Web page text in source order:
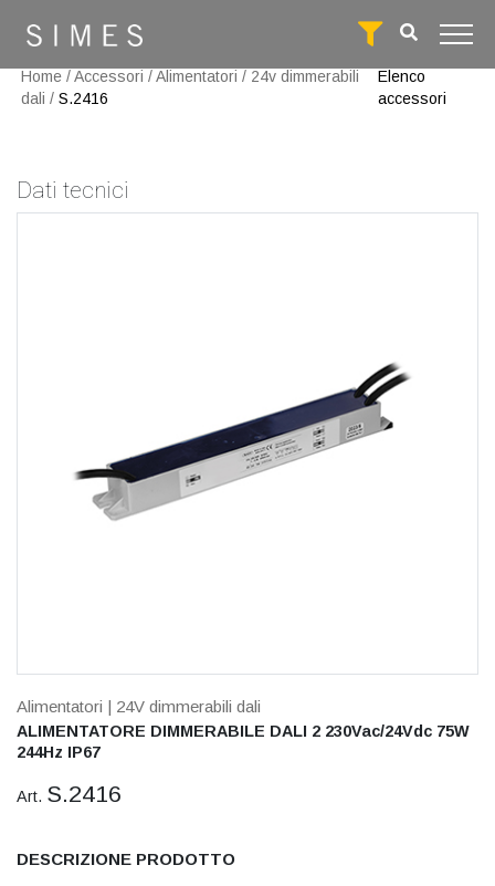
Home /Accessori /Alimentatori / 24v dimmerabili
dali / S.2416
Elenco
accessori
Dati tecnici
Alimentatori | 24V dimmerabili dali
ALIMENTATORE DIMMERABILE DALI 2 230Vac/24Vdc 75W
244Hz IP67
Art. S.2416
DESCRIZIONE PRODOTTO